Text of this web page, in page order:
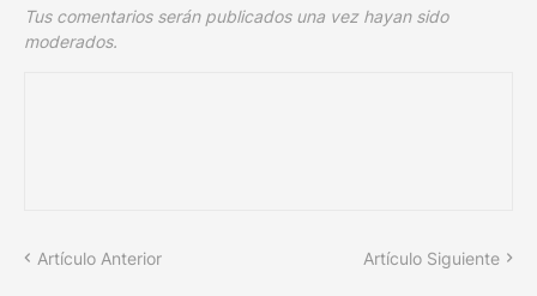
Tus comentarios serán publicados una vez hayan sido
moderados.
Artículo Anterior Artículo Siguiente